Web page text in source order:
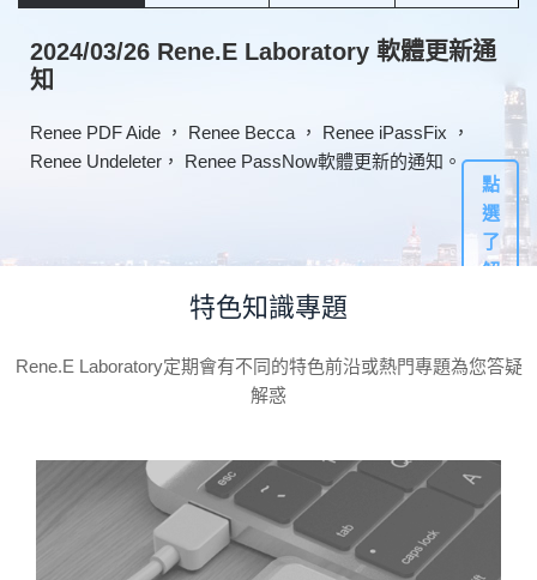
2024/03/26 Rene.E Laboratory 軟體更新通
知
Renee PDF Aide ， Renee Becca ， Renee iPassFix ，
Renee Undeleter， Renee PassNow軟體更新的通知。
點
選
了
解
特色知識專題
Rene.E Laboratory定期會有不同的特色前沿或熱門專題為您答疑
解惑